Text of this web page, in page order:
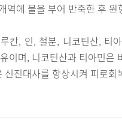
역에 물을 부어 반죽한 후
칸, 인, 철분, 니코틴산, 티
이며, 니코틴산과 티아민은
신진대사를 향상시켜 피로